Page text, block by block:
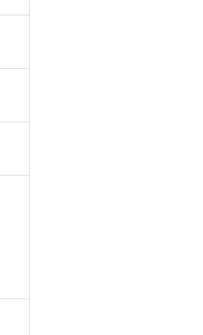
品です。
ある商品です。
す予定はありません。
中の商品です。